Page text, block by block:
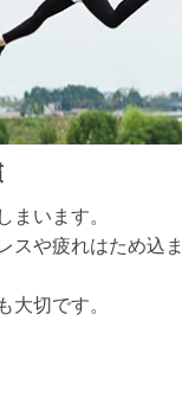
まいます。
スや疲れはため込
大切です。